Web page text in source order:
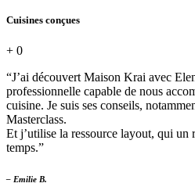
Cuisines conçues
+ 0
“J’ai découvert Maison Krai avec
professionnelle capable de nous
cuisine. Je suis ses conseils,
Masterclass.
Et j’utilise la ressource layout, qui un
temps.”
– Emilie B.